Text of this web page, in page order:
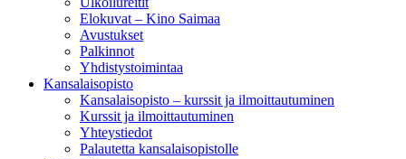
Elokuvat – Kino Saimaa
Avustukset
Palkinnot
Yhdistystoimintaa
Kansalaisopisto
Kansalaisopisto – kurssit ja ilmoittautuminen
Kurssit ja ilmoittautuminen
Yhteystiedot
Palautetta kansalaisopistolle